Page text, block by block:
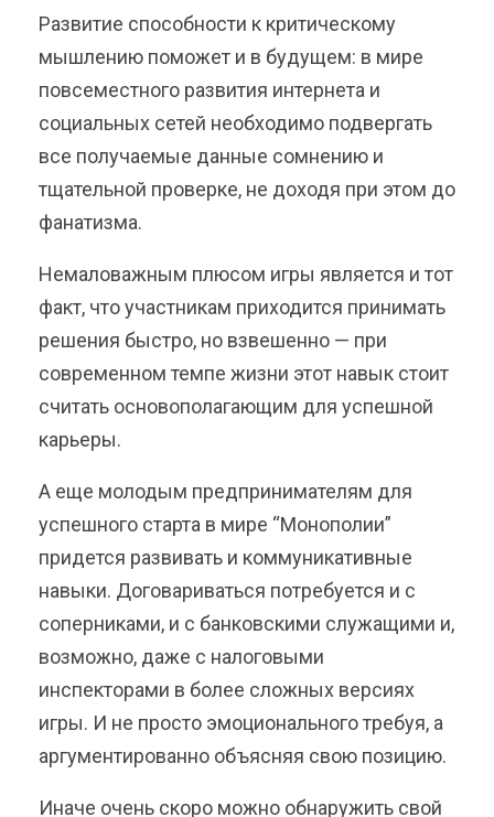
Развитие способности к критическому
мышлению поможет и в будущем: в мире
повсеместного развития интернета и
социальных сетей необходимо подвергать
все получаемые данные сомнению и
тщательной проверке, не доходя при этом до
фанатизма.
Немаловажным плюсом игры является и тот
факт, что участникам приходится принимать
решения быстро, но взвешенно — при
современном темпе жизни этот навык стоит
считать основополагающим для успешной
карьеры.
А еще молодым предпринимателям для
успешного старта в мире “Монополии”
придется развивать и коммуникативные
навыки. Договариваться потребуется и с
соперниками, и с банковскими служащими и,
возможно, даже с налоговыми
инспекторами в более сложных версиях
игры. И не просто эмоционального требуя, а
аргументированно объясняя свою позицию.
Иначе очень скоро можно обнаружить свой